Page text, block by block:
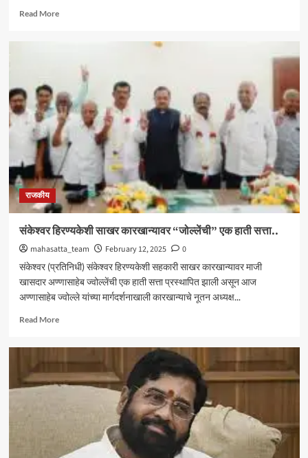
Read MoreRead
लाखोच्या
बिले
काढणारे
निलंबित
राजकीय
संकेश्वर हिरण्यकेशी साखर कारखान्यावर “जोल्लेंची” एक हाती सत्ता..
mahasatta_team February 12, 2025
0
संकेश्वर (प्रतिनिधी) संकेश्वर हिरण्यकेशी सहकारी साखर कारखान्यावर माजी
खासदार अण्णासाहेब ज्वोल्लेंची एक हाती सत्ता प्रस्थापित झाली असून आज
अण्णासाहेब ज्वोल्ले यांच्या मार्गदर्शनाखाली कारखान्याचे नूतन अध्यक्ष...
Read MoreRead
साखर
सत्ता..